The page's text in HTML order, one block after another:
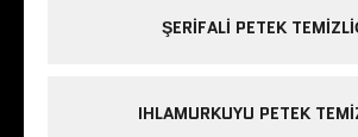
ŞERIFALI PETEK
IHLAMURKUYU PETEK